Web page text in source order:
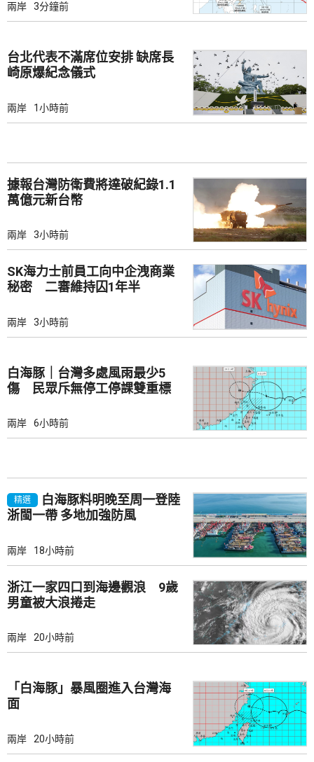
兩岸 3分鐘前
台北代表不滿席位安排 缺席長
崎原爆紀念儀式
兩岸 1小時前
據報台灣防衛費將達破紀錄1.1
萬億元新台幣
兩岸 3小時前
SK海力士前員工向中企洩商業
秘密 二審維持囚1年半
兩岸 3小時前
白海豚｜台灣多處風雨最少5
傷 民眾斥無停工停課雙重標
兩岸 6小時前
精選
白海豚料明晚至周一登陸
浙閩一帶 多地加強防風
兩岸 18小時前
浙江一家四口到海邊觀浪 9歲
男童被大浪捲走
兩岸 20小時前
「白海豚」暴風圈進入台灣海
面
兩岸 20小時前